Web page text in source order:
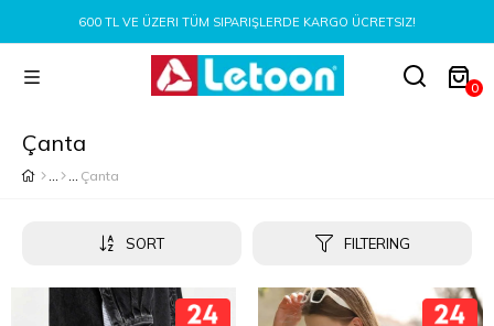
600 TL VE ÜZERI TÜM SIPARIŞLERDE KARGO ÜCRETSIZ!
0
Çanta
Çanta
FILTERING
SORT